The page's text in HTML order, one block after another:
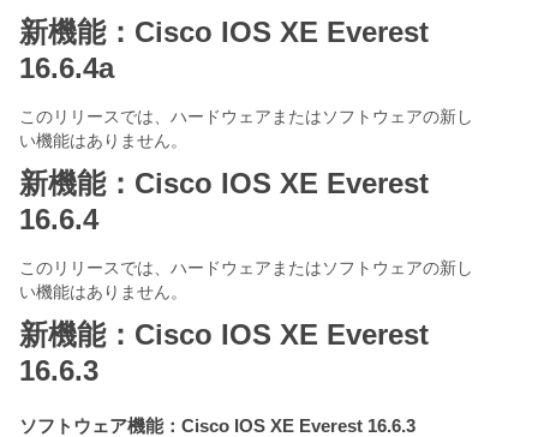
新機能：Cisco IOS XE Everest
16.6.4a
このリリースでは、ハードウェアまたはソフトウェアの新し
い機能はありません。
新機能：Cisco IOS XE Everest
16.6.4
このリリースでは、ハードウェアまたはソフトウェアの新し
い機能はありません。
新機能：Cisco IOS XE Everest
16.6.3
ソフトウェア機能：Cisco IOS XE Everest 16.6.3